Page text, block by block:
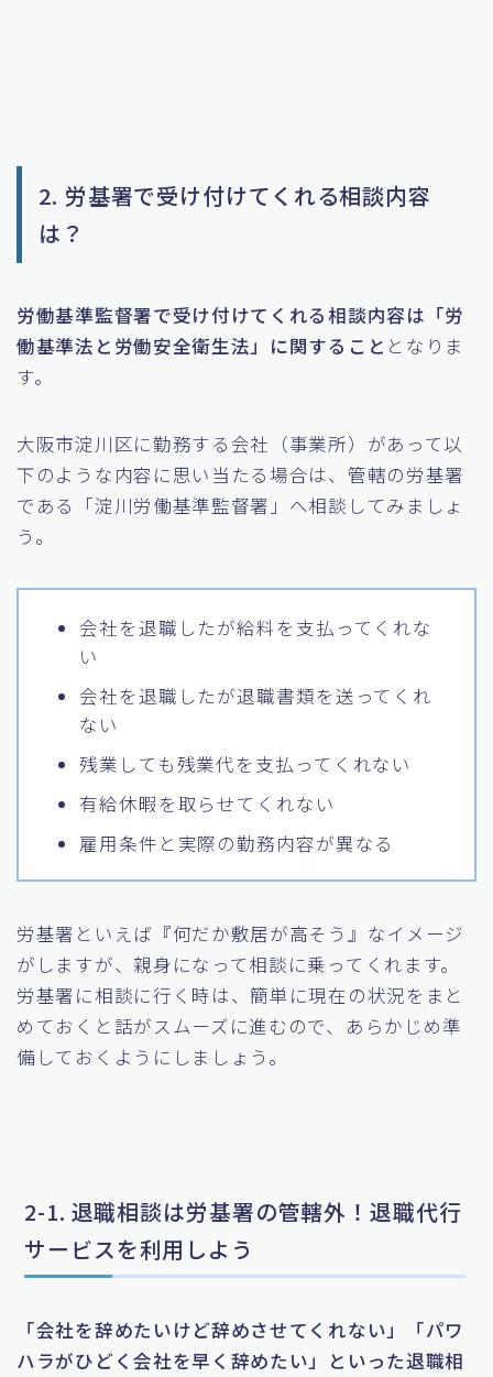
2. 労基署で受け付けてくれる相談内容
は？
労働基準監督署で受け付けてくれる相談内容は「労
働基準法と労働安全衛生法」に関すること となりま
す。
大阪市淀川区に勤務する会社（事業所）があって以
下のような内容に思い当たる場合は、管轄の労基署
である「淀川労働基準監督署」へ相談してみましょ
う。
会社を退職したが給料を支払ってくれな
い
会社を退職したが退職書類を送ってくれ
ない
残業しても残業代を支払ってくれない
有給休暇を取らせてくれない
雇用条件と実際の勤務内容が異なる
労基署といえば『何だか敷居が高そう』なイメージ
がしますが、親身になって相談に乗ってくれます。
労基署に相談に行く時は、簡単に現在の状況をまと
めておくと話がスムーズに進むので、あらかじめ準
備しておくようにしましょう。
2-1. 退職相談は労基署の管轄外！退職代行
サービスを利用しよう
「会社を辞めたいけど辞めさせてくれない」「パワ
ハラがひどく会社を早く辞めたい」といった退職相